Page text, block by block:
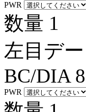
PWR
数量 1
左目デ
BC/DIA
PWR